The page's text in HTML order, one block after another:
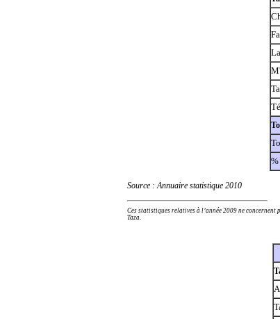
Source : Annuaire statistique 2010
Ces statistiques relatives à l’année 2009 ne
Taza.